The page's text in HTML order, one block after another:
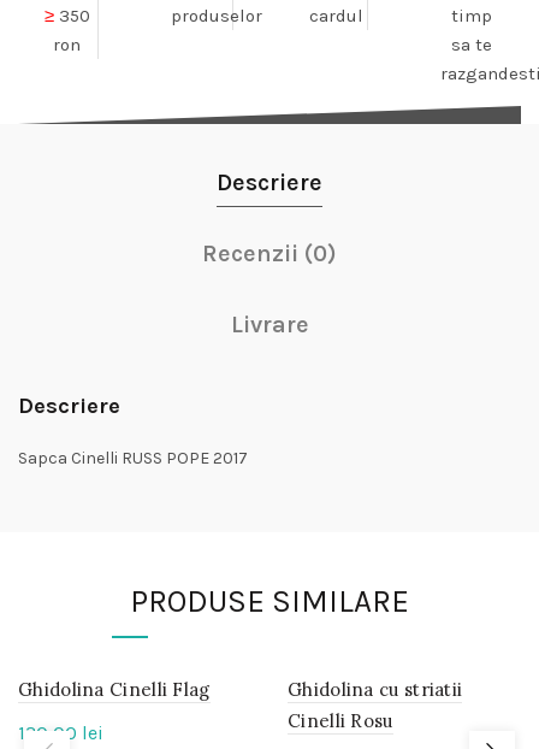
≥350
ron
produselor
cardul
timp
sa te
Descriere
Recenzii (0)
Livrare
Descriere
Sapca Cinelli RUSS POPE 2017
PRODUSE SIMILARE
IN
STOC
Ghidolina Cinelli Flag
130,00 lei
IN
STOC
Ghidolina cu striatii
Cinelli Rosu